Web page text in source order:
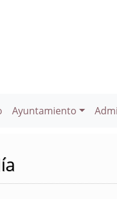
Ayuntamiento